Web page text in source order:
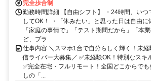
完全歩合制
勤務時間詳細 【自由シフト】 ・24時間、いつ
してOK！ ・「休みたい」と思った日は自由に
「家庭の事情で」「テスト期間だから」「本
ど、プラ...
仕事内容 ＼スマホ1台で自分らしく輝く！未
信ライバー大募集／ ✅未経験OK！特別なスキ
✅完全在宅・フルリモート！全国どこからでも
しの「...